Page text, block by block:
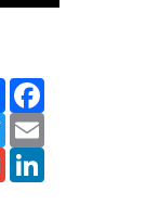
Paylaş
Twitter
Gmail